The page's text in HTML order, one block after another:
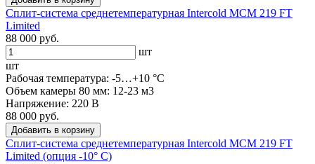
Сплит-система среднетемпературная Intercold MCM 219 FT
Limited
88 000 руб.
шт
шт
Рабочая температура: -5…+10 °C
Объем камеры 80 мм: 12-23 м3
Напряжение: 220 В
88 000 руб.
Добавить в корзину
Сплит-система среднетемпературная Intercold MCM 219 FT
Limited (опция -10° С)